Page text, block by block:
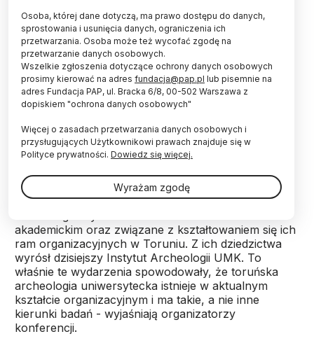
można wysłuchać na konferencji „80, 70, 40 –
Trzy Jubileusze Archeologii Akademickiej w
Toruniu”, która odbędzie się w dniach 7-8
października br.
Spotkanie odbędzie się w Instytucie Archeologii
Chęć udziału należy zgłosić do 5 października.
Instytut Archeologii UMK postanowił zorganizować
konferencję ze względu na to, że w tym roku
przypadają trzy rocznice powstania instytucji
akademickim oraz związane z kształtowaniem się ich
ram organizacyjnych w Toruniu. Z ich dziedzictwa
wyrósł dzisiejszy Instytut Archeologii UMK. To
właśnie te wydarzenia spowodowały, że toruńska
archeologia uniwersytecka istnieje w aktualnym
kształcie organizacyjnym i ma takie, a nie inne
kierunki badań - wyjaśniają organizatorzy
konferencji.
Osoba, której dane dotyczą, ma prawo dostępu do danych,
sprostowania i usunięcia danych, ograniczenia ich
przetwarzania. Osoba może też wycofać zgodę na
przetwarzanie danych osobowych.
Wszelkie zgłoszenia dotyczące ochrony danych osobowych
prosimy kierować na adres fundacja@pap.pl lub pisemnie na
adres Fundacja PAP, ul. Bracka 6/8, 00-502 Warszawa z
dopiskiem "ochrona danych osobowych"
Więcej o zasadach przetwarzania danych osobowych i
przysługujących Użytkownikowi prawach znajduje się w
Polityce prywatności. Dowiedz się więcej.
Wyrażam zgodę